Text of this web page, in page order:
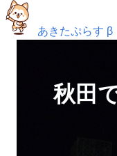
あきたぷらす β
秋田